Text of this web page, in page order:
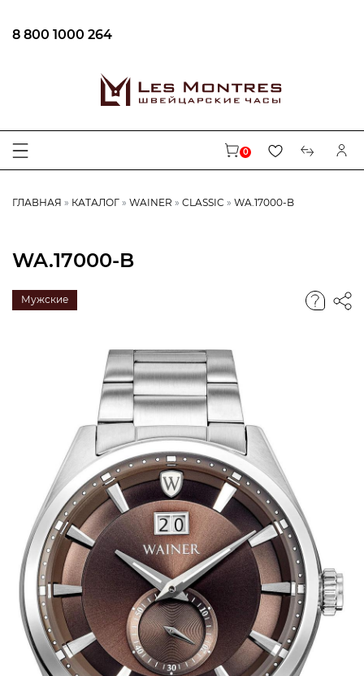
8 800 1000 264
0
ГЛАВНАЯ КАТАЛОГ WAINER CLASSIC WA.17000-B
WA.17000-B
Мужские